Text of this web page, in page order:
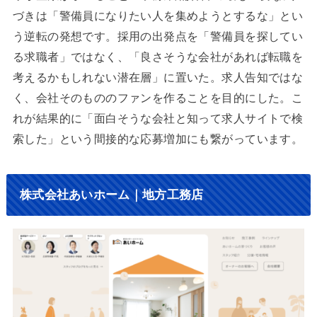
づきは「警備員になりたい人を集めようとするな」とい
う逆転の発想です。採用の出発点を「警備員を探してい
る求職者」ではなく、「良さそうな会社があれば転職を
考えるかもしれない潜在層」に置いた。求人告知ではな
く、会社そのもののファンを作ることを目的にした。こ
れが結果的に「面白そうな会社と知って求人サイトで検
索した」という間接的な応募増加にも繋がっています。
株式会社あいホーム｜地方工務店